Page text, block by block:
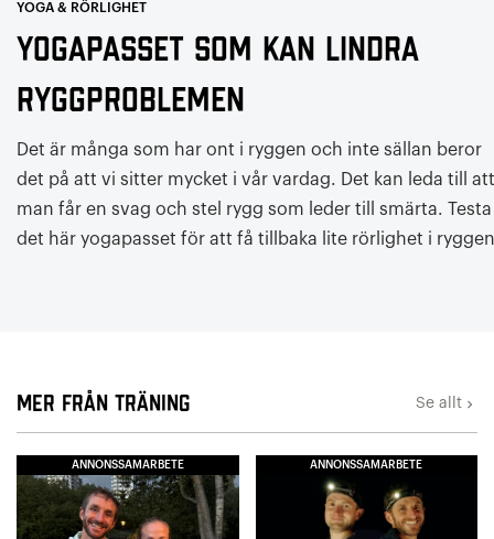
YOGA & RÖRLIGHET
Yogapasset som kan lindra
ryggproblemen
Det är många som har ont i ryggen och inte sällan beror
det på att vi sitter mycket i vår vardag. Det kan leda till att
man får en svag och stel rygg som leder till smärta. Testa
det här yogapasset för att få tillbaka lite rörlighet i
Mer från Träning Se allt keyboard_arrow_right
ANNONSSAMARBETE ANNONSSAMARBETE